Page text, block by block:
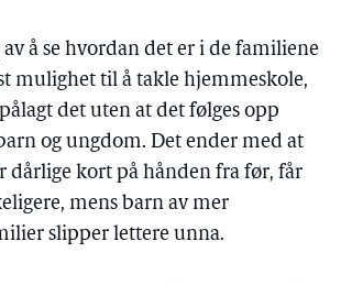
av å se hvordan det er i de familiene
mulighet til å takle hjemmeskole,
det uten at det følges opp
og ungdom. Det ender med at
dårlige kort på hånden fra før, får
mens barn av mer
slipper lettere unna.